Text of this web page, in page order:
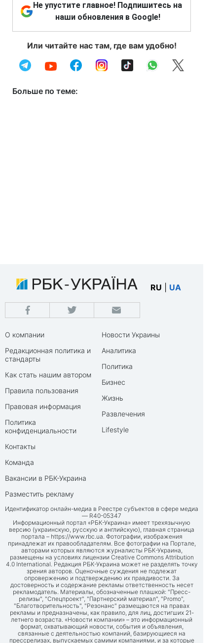
Не упустите главное! Подпишитесь на
наши обновления в Google!
Или читайте нас там, где вам удобно!
Больше по теме:
RU UA
О компании
Редакционная политика и
стандарты
Как стать нашим автором
Правила пользования
Правовая информация
Политика
конфиденциальности
Контакты
Команда
Вакансии в РБК-Украина
Разместить рекламу
Новости Украины
Аналитика
Политика
Бизнес
Жизнь
Развлечения
Lifestyle
Идентификатор онлайн-медиа в Реестре субъектов в сфере медиа
— R40-05347
Информационный портал «РБК-Украина» имеет трехязычную
версию (украинскую, русскую и английскую), главная страница
портала – https://www.rbc.ua. Фотографии, изображения
принадлежат их правообладателям. Все фотографии на Портале,
авторами которых являются журналисты РБК-Украина,
размещены на условиях лицензии Creative Commons Attribution
4.0 International. Редакция РБК-Украина может не разделять точку
зрения авторов. Оценочные суждения не подлежат
опровержению и подтверждению их правдивости. За
достоверность и содержание рекламы ответственность несет
рекламодатель. Материалы, обозначенные плашкой: "Пресс-
релизы", "Спецпроект", "Партнерский материал", "Promo",
"Благотворительность", "Резонанс" размещаются на правах
рекламы и предназначены, как правило, для лиц, достигших 21-
летнего возраста. «Новости компании» – это информационный
формат, охватывающий новости, события и объявления,
связанные с деятельностью компаний, базирующиеся на
прессрелизах, выпускаемых самими компаниями, и за которые